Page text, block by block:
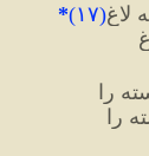
لاغ(۱۷)
*
را
را